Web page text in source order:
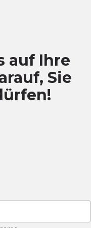
auf Ihre
Sie